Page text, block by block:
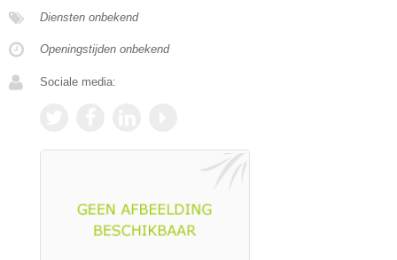
Diensten onbekend
Openingstijden onbekend
Sociale media: